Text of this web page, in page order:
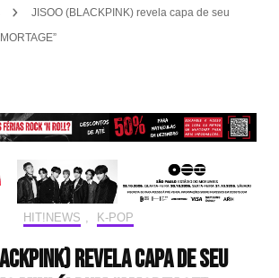
JISOO (BLACKPINK) revela capa de seu
HIT!NEWS K-POP
revela capa de seu